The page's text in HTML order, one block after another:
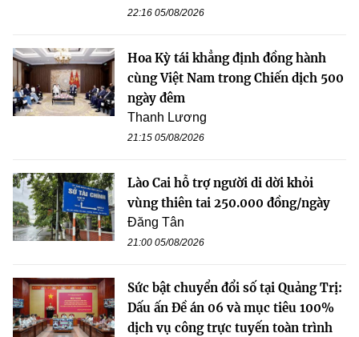
22:16 05/08/2026
Hoa Kỳ tái khẳng định đồng hành
cùng Việt Nam trong Chiến dịch 500
ngày đêm
Thanh Lương
21:15 05/08/2026
Lào Cai hỗ trợ người di dời khỏi
vùng thiên tai 250.000 đồng/ngày
Đăng Tân
21:00 05/08/2026
Sức bật chuyển đổi số tại Quảng Trị:
Dấu ấn Đề án 06 và mục tiêu 100%
dịch vụ công trực tuyến toàn trình